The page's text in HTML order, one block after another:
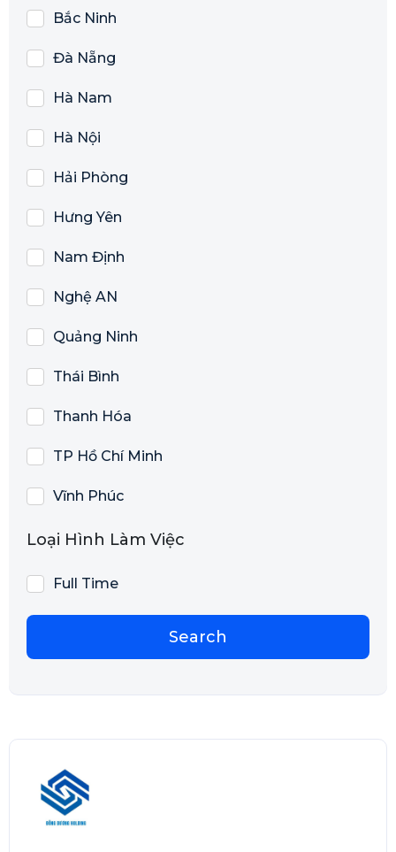
Bắc Ninh
Đà Nẵng
Hà Nam
Hà Nội
Hải Phòng
Hưng Yên
Nam Định
Nghệ AN
Quảng Ninh
Thái Bình
Thanh Hóa
TP Hồ Chí Minh
Vĩnh Phúc
Loại Hình Làm Việc
Full Time
Search